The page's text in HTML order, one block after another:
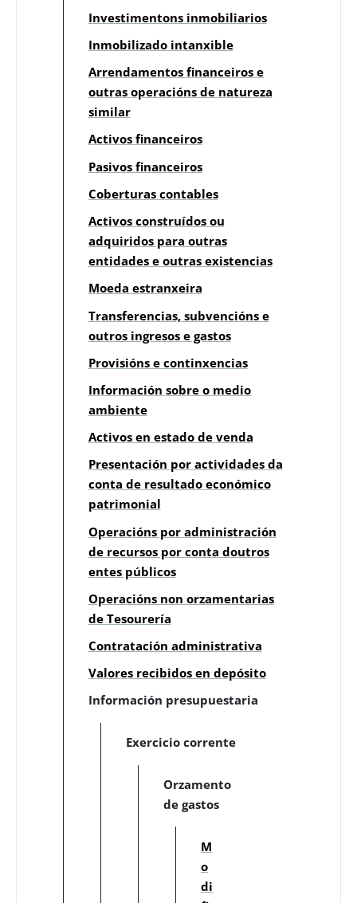
Investimentons inmobiliarios
Inmobilizado intanxible
Arrendamentos financeiros e
outras operacións de natureza
similar
Activos financeiros
Pasivos financeiros
Coberturas contables
Activos construídos ou
adquiridos para outras
entidades e outras existencias
Moeda estranxeira
Transferencias, subvencións e
outros ingresos e gastos
Provisións e continxencias
Información sobre o medio
ambiente
Activos en estado de venda
Presentación por actividades da
conta de resultado económico
patrimonial
Operacións por administración
de recursos por conta doutros
entes públicos
Operacións non orzamentarias
de Tesourería
Contratación administrativa
Valores recibidos en depósito
Información presupuestaria
Exercicio corrente
Orzamento
de gastos
M
o
di